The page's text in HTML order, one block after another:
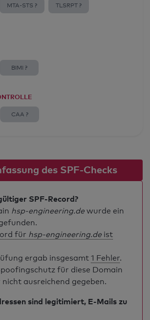
MTA-STS ? TLSRPT ?
BIMI ?
CAA ?
des SPF-Checks
SPF-Record?
hsp-engineering.de wurde ein
für hsp-engineering.de ist
ergab insgesamt 1 Fehler.
für diese Domain
ausreichend gegeben.
sind legitimiert, E-Mails zu